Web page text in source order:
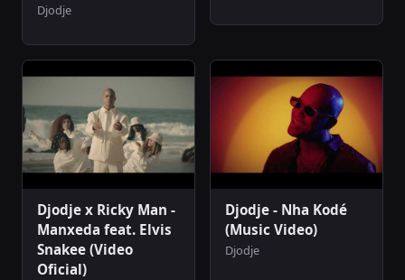
Djodje
Djodje x Ricky Man -
Manxeda feat. Elvis
Snakee (Video
Oficial)
Djodje - Nha Kodé
(Music Video)
Djodje